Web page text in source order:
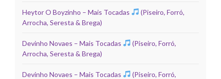
Heytor O Boyzinho – Mais Tocadas
(Piseiro, Forró,
Arrocha, Seresta & Brega)
Devinho Novaes – Mais Tocadas
(Piseiro, Forró,
Arrocha, Seresta & Brega)
Devinho Novaes – Mais Tocadas
(Piseiro, Forró,